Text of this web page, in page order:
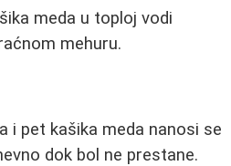
meda u toploj vodi
mehuru.
i pet kašika meda nanosi se
dok bol ne prestane.